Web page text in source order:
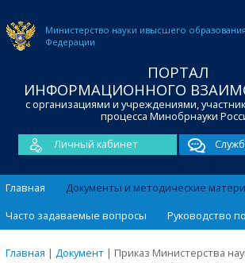
Министерство науки ивысшего образования
Федерации
ПОРТАЛ
ИНФОРМАЦИОННОГО
с организациями и учреждениями,
процесса Минобрнауки
Личный кабинет
Главная
Документы и методические
Часто задаваемые вопросы
Руководство
Главная | Документ | Приказ Министерства